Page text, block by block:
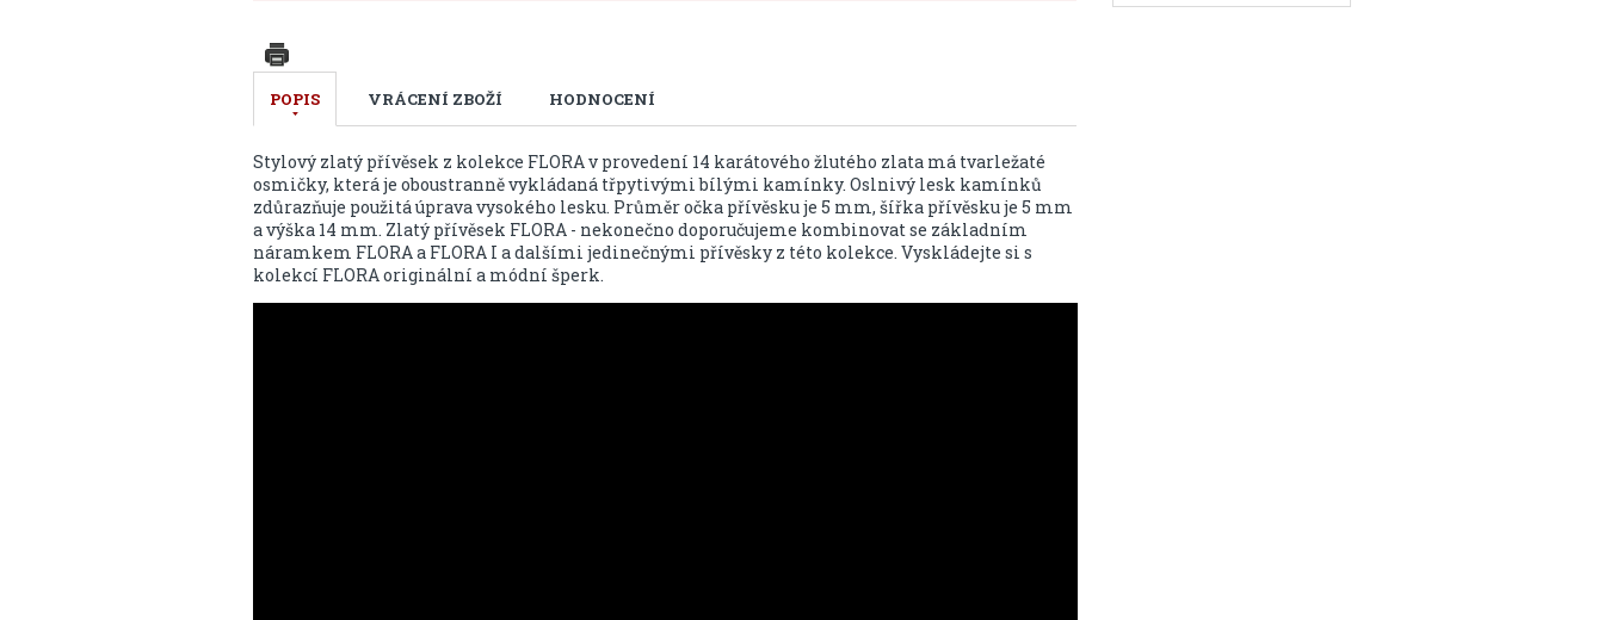
POPIS VRÁCENÍ ZBOŽÍ HODNOCENÍ
Stylový zlatý přívěsek z kolekce FLORA v provedení 14 karátového žlutého zlata má tvarležaté
osmičky, která je oboustranně vykládaná třpytivými bílými kamínky. Oslnivý lesk kamínků
zdůrazňuje použitá úprava vysokého lesku. Průměr očka přívěsku je 5 mm, šířka přívěsku je 5 mm
a výška 14 mm. Zlatý přívěsek FLORA - nekonečno doporučujeme kombinovat se základním
náramkem FLORA a FLORA I a dalšími jedinečnými přívěsky z této kolekce. Vyskládejte si s
kolekcí FLORA originální a módní šperk.